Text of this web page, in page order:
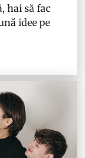
hai să fac
idee pe